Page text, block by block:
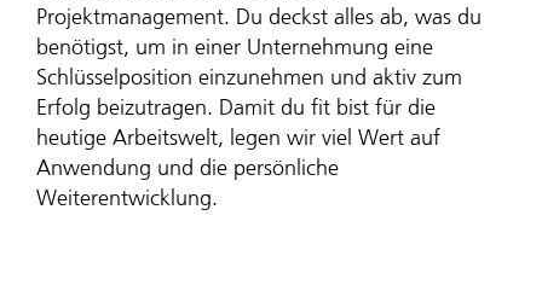
Projektmanagement. Du deckst alles ab, was du
benötigst, um in einer Unternehmung eine
Schlüsselposition einzunehmen und aktiv zum
Erfolg beizutragen. Damit du fit bist für die
heutige Arbeitswelt, legen wir viel Wert auf
Anwendung und die persönliche
Weiterentwicklung.